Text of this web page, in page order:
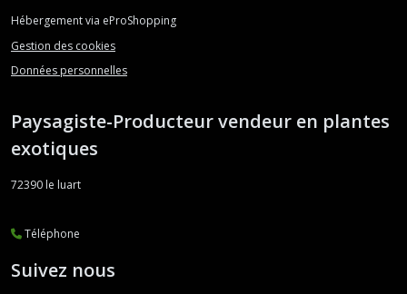
Pachyphytum
Pachyveria
(8)
Sansevieria
Hébergement via eProShopping
Gestion des cookies
Données personnelles
Paysagiste-Producteur vendeur en plantes
exotiques
72390 le luart
Téléphone
Suivez nous